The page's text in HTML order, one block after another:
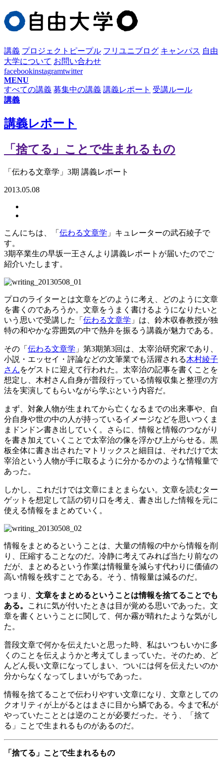
講義 プロジェクト ピープル フリユニブログ キャンパス 自由
大学について お問い合わせ
facebookinstagramtwitter
MENU
すべての講義 募集中の講義 講義レポート 受講ルール
講義
講義レポート
「捨てる」ことで生まれるもの
「伝わる文章学」3期 講義レポート
2013.05.08
こんにちは、「 伝わる文章学 」キュレーターの武石綾子で
す。
3期卒業生の早坂一王さんより講義レポートが届いたのでご
紹介いたします。
プロのライターとは文章をどのように考え、どのように文章
を書くのであろうか。文章をうまく書けるようになりたいと
いう思いで受講した「 伝わる文章学 」は、鈴木収春教授が独
特の和やかな雰囲気の中で熱弁を振るう講義が魅力である。
その「 伝わる文章学 」第3期第3回は、太宰治研究家であり、
小説・エッセイ・評論などの文筆業でも活躍される木村綾子
さんをゲストに迎えて行われた。太宰治の記事を書くことを
想定し、木村さん自身が普段行っている情報収集と整理の方
法を実演してもらいながら学ぶという内容だ。
まず、対象人物が生まれてから亡くなるまでの出来事や、自
分自身や世の中の人が持っているイメージなどを思いつくま
まドンドン書き出していく。さらに、情報と情報のつながり
を書き加えていくことで太宰治の像を浮かび上がらせる。黒
板全体に書き出されたマトリックスと細目は、それだけで太
宰治という人物が手に取るように分かるかのような情報量で
あった。
しかし、これだけでは文章にまとまらない。文章を読むター
ゲットを想定して話の切り口を考え、書き出した情報を元に
使える情報をまとめていく。
情報をまとめるということは、大量の情報の中から情報を削
り、圧縮することなのだ。冷静に考えてみれば当たり前なの
だが、まとめるという作業は情報量を減らす代わりに価値の
高い情報を残すことである。そう、情報量は減るのだ。
つまり、 文章をまとめるということは情報を捨てることでも
ある。
これに気が付いたときは目が覚める思いであった。文
章を書くということに関して、何か霧が晴れたような気がし
た。
普段文章で何かを伝えたいと思った時、私はいつもいかに多
くのことを伝えようかと考えてしまっていた。そのため、ど
んどん長い文章になってしまい、ついには何を伝えたいのか
分からなくなってしまいがちであった。
情報を捨てることで伝わりやすい文章になり、文章としての
クオリティが上がるとはまさに目から鱗である。今まで私が
やっていたこととは逆のことが必要だった。そう、「捨て
る」ことで生まれるものがあるのだ。
「捨てる」ことで生まれるもの